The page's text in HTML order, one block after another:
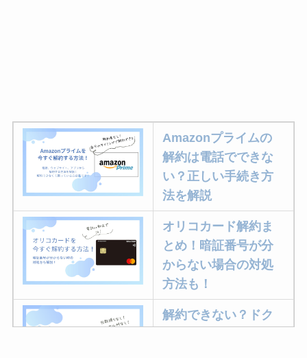
Amazonプライムの
解約は電話でできな
い？正しい手続き方
法を解説
オリコカード解約ま
とめ！暗証番号が分
からない場合の対処
方法も！
解約できない？ドク